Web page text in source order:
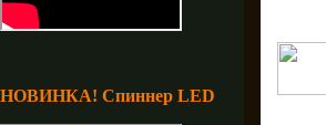
НОВИНКА! Спиннер LED